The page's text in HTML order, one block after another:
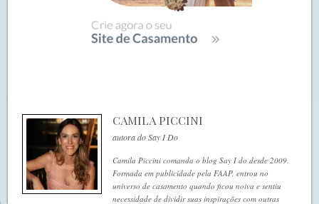
CAMILA PICCINI
autora do Say I Do
Camila Piccini comanda o blog Say I do desde 2009.
Formada em publicidade pela FAAP, entrou no
universo de casamento quando ficou noiva e sentiu
necessidade de dividir suas inspirações com outras